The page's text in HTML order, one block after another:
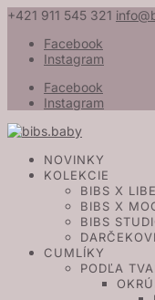
+421 911 545 321
Facebook
Instagram
Facebook
Instagram
NOVINKY
KOLEKCIE
BIBS X
BIBS X
BIBS
CUMLÍKY
PODĽA